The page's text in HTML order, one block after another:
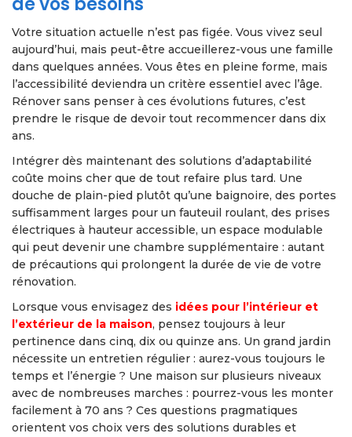
Votre situation actuelle n’est pas figée. Vous vivez seul
aujourd’hui, mais peut-être accueillerez-vous une famille
dans quelques années. Vous êtes en pleine forme, mais
l’accessibilité deviendra un critère essentiel avec l’âge.
Rénover sans penser à ces évolutions futures, c’est
prendre le risque de devoir tout recommencer dans dix
ans.
Intégrer dès maintenant des solutions d’adaptabilité
coûte moins cher que de tout refaire plus tard. Une
douche de plain-pied plutôt qu’une baignoire, des portes
suffisamment larges pour un fauteuil roulant, des prises
électriques à hauteur accessible, un espace modulable
qui peut devenir une chambre supplémentaire : autant
de précautions qui prolongent la durée de vie de votre
rénovation.
Lorsque vous envisagez des idées pour l’intérieur et
l’extérieur de la maison, pensez toujours à leur
pertinence dans cinq, dix ou quinze ans. Un grand jardin
nécessite un entretien régulier : aurez-vous toujours le
temps et l’énergie ? Une maison sur plusieurs niveaux
avec de nombreuses marches : pourrez-vous les monter
facilement à 70 ans ? Ces questions pragmatiques
orientent vos choix vers des solutions durables et